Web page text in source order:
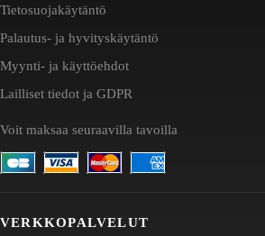
Tietosuojakäytäntö
Palautus- ja hyvityskäytäntö
Myynti- ja käyttöehdot
Lailliset tiedot ja GDPR
Voit maksaa seuraavilla tavoilla
VERKKOPALVELUT